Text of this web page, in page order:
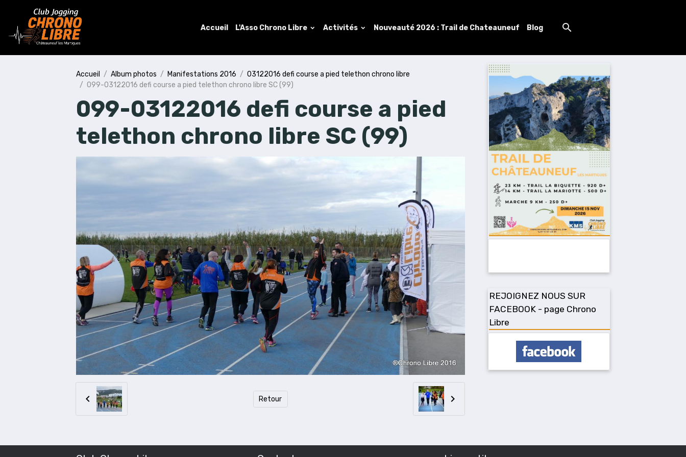
Accueil L'Asso Chrono Libre Activités Nouveauté 2026 : Trail de Chateauneuf Blog
Accueil Album photos Manifestations 2016
03122016 defi course a pied telethon chrono libre
099-03122016 defi course a pied telethon chrono libre SC (99)
099-03122016 defi course a pied
telethon chrono libre SC (99)
Retour
REJOIGNEZ NOUS SUR
FACEBOOK - page Chrono
Libre